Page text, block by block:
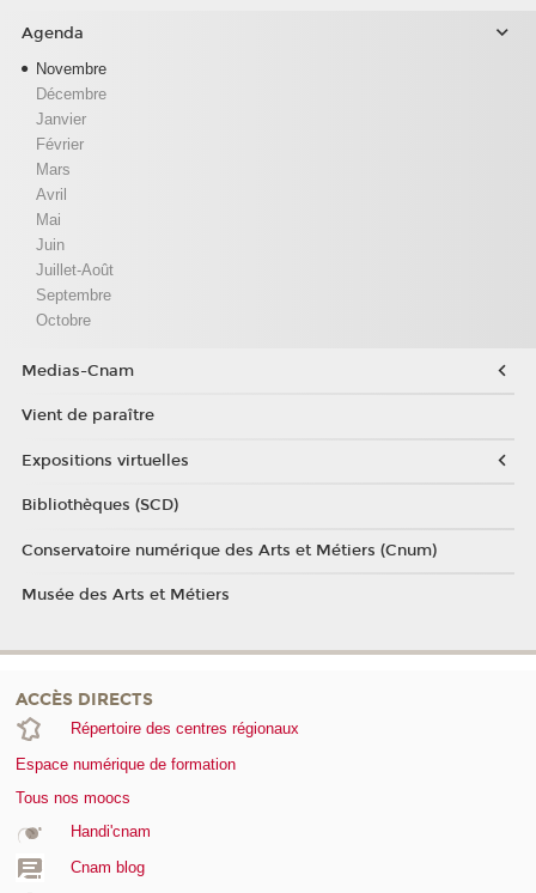
Agenda
Novembre
Décembre
Janvier
Février
Mars
Avril
Mai
Juin
Juillet-Août
Septembre
Octobre
Medias-Cnam
Vient de paraître
Expositions virtuelles
Bibliothèques (SCD)
Conservatoire numérique des Arts et Métiers (Cnum)
Musée des Arts et Métiers
ACCÈS DIRECTS
Répertoire des centres régionaux
Espace numérique de formation
Tous nos moocs
Handi'cnam
Cnam blog